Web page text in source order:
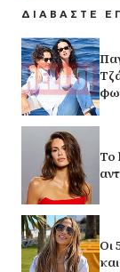
ΔΙΑΒΑΣΤΕ
Το
Οι